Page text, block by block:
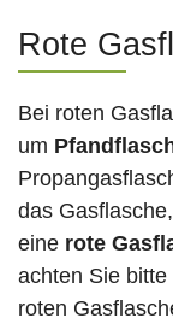
Rote
Bei roten
um
das
eine rote
achten Sie bitte
roten